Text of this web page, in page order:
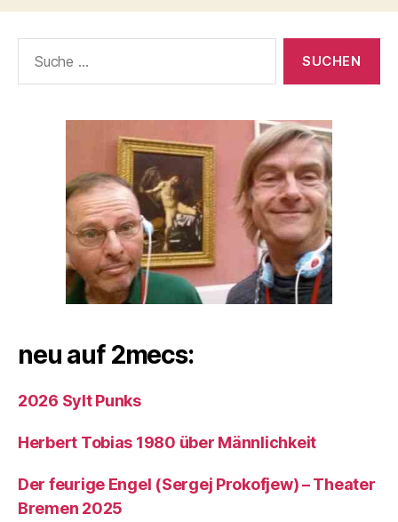
nach:
neu auf 2mecs:
2026 Sylt Punks
Herbert Tobias 1980 über Männlichkeit
Der feurige Engel (Sergej Prokofjew) – Theater
Bremen 2025